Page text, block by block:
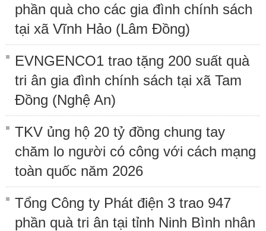
phần quà cho các gia đình chính sách
tại xã Vĩnh Hảo (Lâm Đồng)
EVNGENCO1 trao tặng 200 suất quà
tri ân gia đình chính sách tại xã Tam
Đồng (Nghệ An)
TKV ủng hộ 20 tỷ đồng chung tay
chăm lo người có công với cách mạng
toàn quốc năm 2026
Tổng Công ty Phát điện 3 trao 947
phần quà tri ân tại tỉnh Ninh Bình nhân